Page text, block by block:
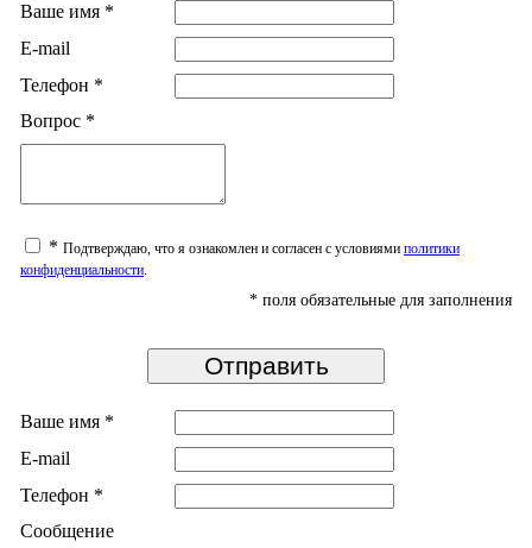
Ваше имя *
E-mail
Телефон *
Вопрос *
* Подтверждаю, что я ознакомлен и согласен с условиями политики
конфиденциальности.
* поля обязательные для заполнения
Ваше имя *
E-mail
Телефон *
Сообщение